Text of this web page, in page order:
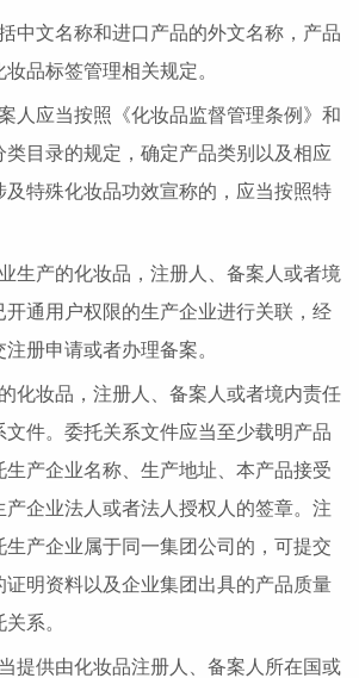
中文名称和进口产品的外文名称，产品
品标签管理相关规定。
人应当按照《化妆品监督管理条例》和
目录的规定，确定产品类别以及相应
及特殊化妆品功效宣称的，应当按照特
生产的化妆品，注册人、备案人或者境
开通用户权限的生产企业进行关联，经
册申请或者办理备案。
化妆品，注册人、备案人或者境内责任
文件。委托关系文件应当至少载明产品
产企业名称、生产地址、本产品接受
企业法人或者法人授权人的签章。注
生产企业属于同一集团公司的，可提交
证明资料以及企业集团出具的产品质量
系。
提供由化妆品注册人、备案人所在国或